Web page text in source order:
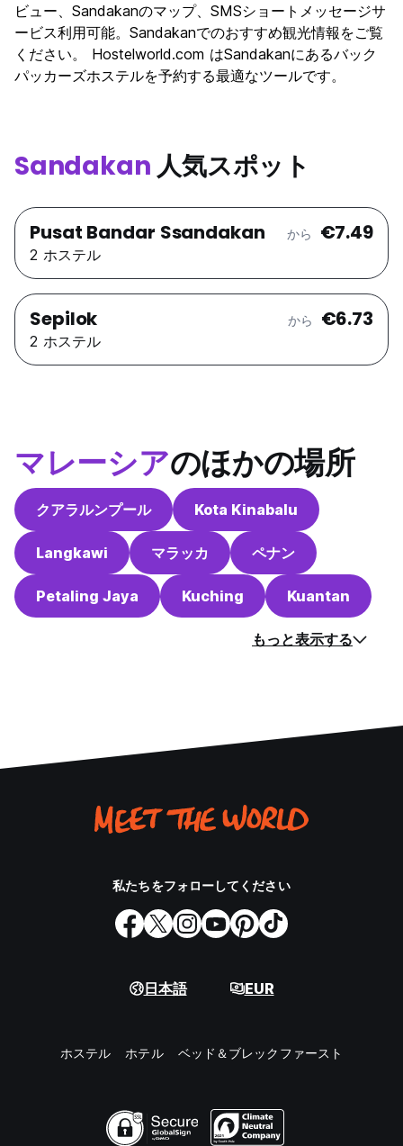
ナイトライフ
4.3
コストパフォーマンス
6.7
ビュー、Sandakanのマップ、SMSショートメッセージサ
ービス利用可能。Sandakanでのおすすめ観光情報をご覧
ください。 Hostelworld.com はSandakanにあるバック
パッカーズホステルを予約する最適なツールです。
Sandakan人気スポット
Pusat Bandar Ssandakan から €7.49
2 ホステル
Sepilok から €6.73
2 ホステル
マレーシアのほかの場所
クアラルンプール Kota Kinabalu
Langkawi マラッカ ペナン
Petaling Jaya Kuching Kuantan
もっと表示する
私たちをフォローしてください
日本語 EUR
ホステル ホテル ベッド＆ブレックファースト